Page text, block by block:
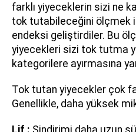
farklı yiyeceklerin sizi ne
tok tutabileceğini ölçmek
endeksi geliştirdiler. Bu
yiyecekleri sizi tok tutma
kategorilere ayırmasına
Tok tutan yiyecekler çok
Genellikle, daha yüksek
Lif : Sindirimi daha uzun